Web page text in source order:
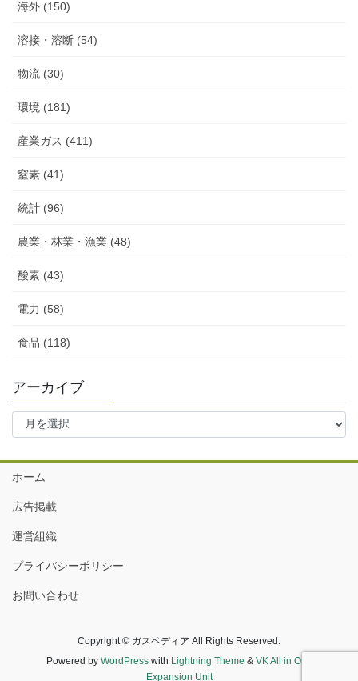
海外 (150)
溶接・溶断 (54)
物流 (30)
環境 (181)
産業ガス (411)
窒素 (41)
統計 (96)
農業・林業・漁業 (48)
酸素 (43)
電力 (58)
食品 (118)
アーカイブ
ア
イ
ブ
ホーム
広告掲載
運営組織
プライバシーポリシー
お問い合わせ
Copyright © ガスペディア All Rights Reserved.
Powered by WordPresswith Lightning Theme & VK All in One
Expansion Unit